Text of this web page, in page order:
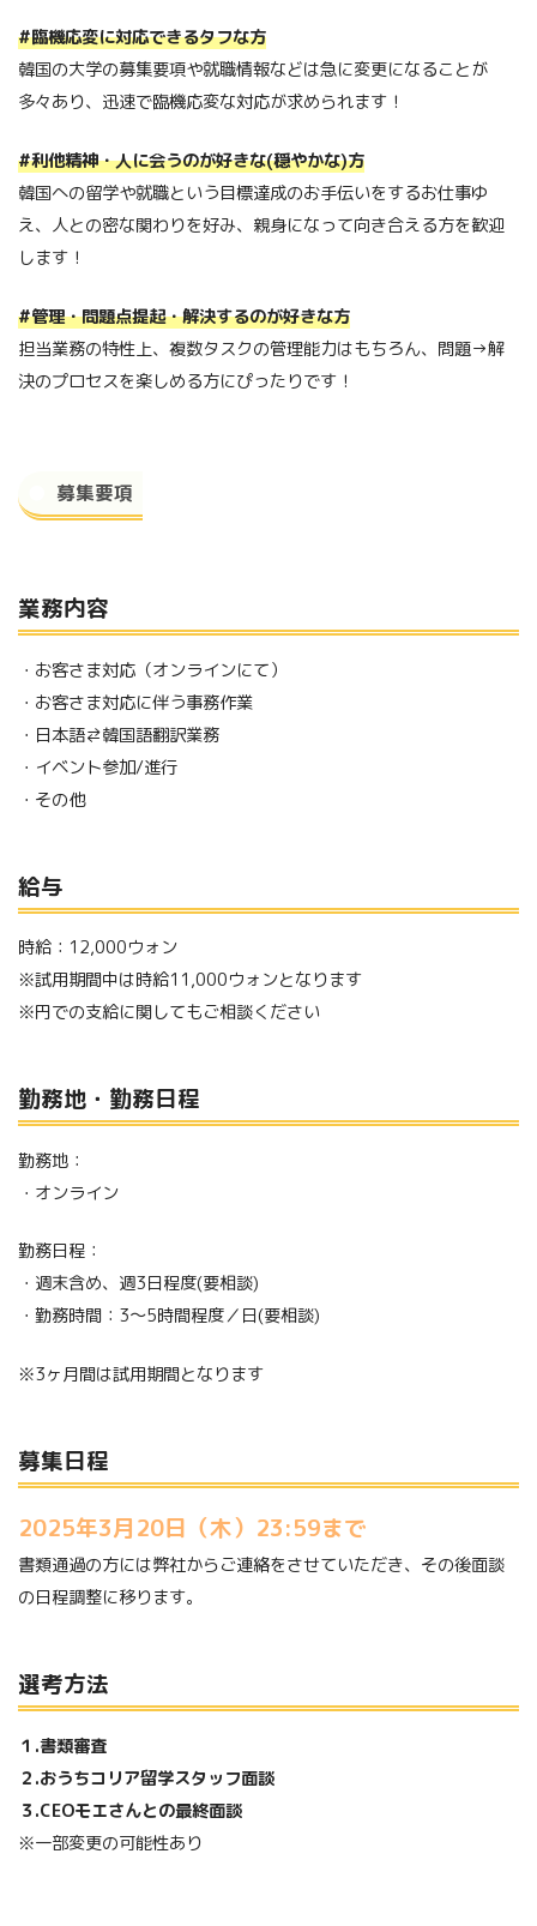
#臨機応変に対応できるタフな方
韓国の大学の募集要項や就職情報などは急に変更になることが
多々あり、迅速で臨機応変な対応が求められます！
#利他精神・人に会うのが好きな(穏やかな)方
韓国への留学や就職という目標達成のお手伝いをするお仕事ゆ
え、人との密な関わりを好み、親身になって向き合える方を歓迎
します！
#管理・問題点提起・解決するのが好きな方
担当業務の特性上、複数タスクの管理能力はもちろん、問題→解
決のプロセスを楽しめる方にぴったりです！
募集要項
業務内容
・お客さま対応（オンラインにて）
・お客さま対応に伴う事務作業
・日本語⇄韓国語翻訳業務
・イベント参加/進行
・その他
給与
時給：12,000ウォン
※試用期間中は時給11,000ウォンとなります
※円での支給に関してもご相談ください
勤務地・勤務日程
勤務地：
・オンライン
勤務日程：
・週末含め、週3日程度(要相談)
・勤務時間：3〜5時間程度／日(要相談)
※3ヶ月間は試用期間となります
募集日程
2025年3月20日（木）23:59まで
書類通過の方には弊社からご連絡をさせていただき、その後面談
の日程調整に移ります。
選考方法
１.書類審査
２.おうちコリア留学スタッフ面談
３.CEOモエさんとの最終面談
※一部変更の可能性あり